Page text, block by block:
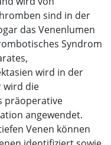
sind in der
das Venenlumen
Syndrom
wird in der
wird die
präoperative
angewendet.
Venen können